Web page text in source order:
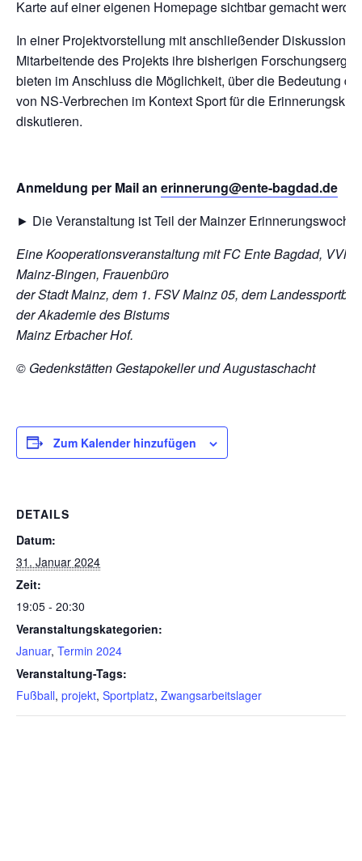
Karte auf einer eigenen Homepage sichtbar gemacht
In einer Projektvorstellung mit anschließender Diskussion
Mitarbeitende des Projekts ihre bisherigen
bieten im Anschluss die Möglichkeit, über die Bedeutung
von NS-Verbrechen im Kontext Sport für die
diskutieren.
Anmeldung per Mail an erinnerung@ente-bagdad.de
► Die Veranstaltung ist Teil der Mainzer
Eine Kooperationsveranstaltung mit FC Ente Bagdad, VVN-
Mainz-Bingen, Frauenbüro
der Stadt Mainz, dem 1. FSV Mainz 05, dem
der Akademie des Bistums
Mainz Erbacher Hof.
© Gedenkstätten Gestapokeller und Augustaschacht
Zum Kalender hinzufügen
DETAILS
Datum:
31. Januar 2024
Zeit:
19:05 - 20:30
Veranstaltungskategorien:
Januar, Termin 2024
Veranstaltung-Tags:
Fußball, projekt, Sportplatz, Zwangsarbeitslager